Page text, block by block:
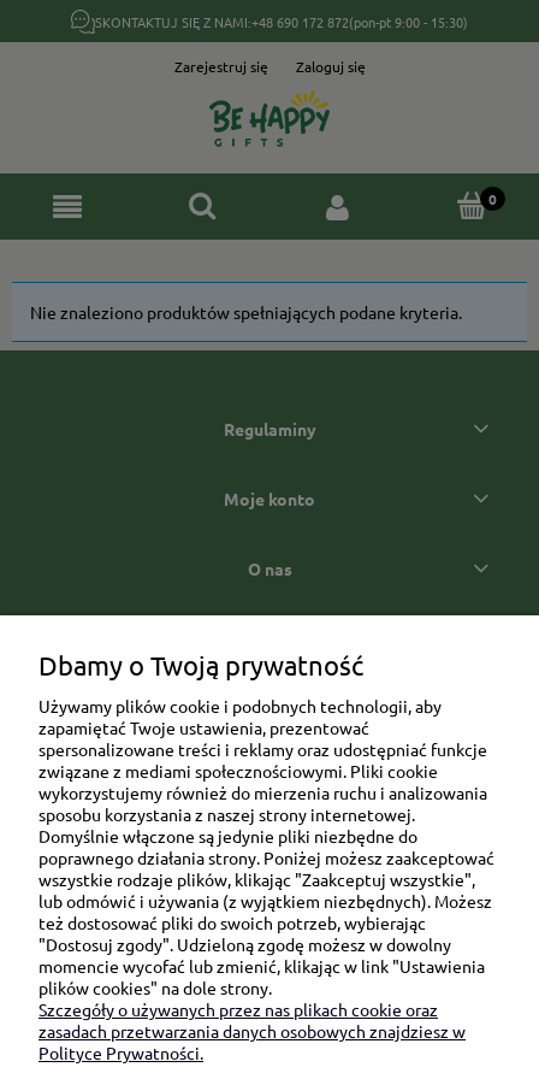
SKONTAKTUJ SIĘ Z NAMI:+48 690 172 872(pon-pt 9:00 - 15:30)
Zarejestruj się Zaloguj się
Nie znaleziono produktów spełniających podane kryteria.
Regulaminy
Moje konto
O nas
Ul. Brukowa 6/8 lok. 57/58
91-341 Łódź
NIP: 6751510615
SKONTAKTUJ SIĘ Z NAMI:
sklep@be-happygifts.com
+48 690 172 872
(pon-pt 9:00 - 15:30)
Dbamy o Twoją prywatność
Używamy plików cookie i podobnych technologii, aby
zapamiętać Twoje ustawienia, prezentować
spersonalizowane treści i reklamy oraz udostępniać funkcje
związane z mediami społecznościowymi. Pliki cookie
wykorzystujemy również do mierzenia ruchu i analizowania
sposobu korzystania z naszej strony internetowej.
Domyślnie włączone są jedynie pliki niezbędne do
poprawnego działania strony. Poniżej możesz zaakceptować
wszystkie rodzaje plików, klikając "Zaakceptuj wszystkie",
lub odmówić i używania (z wyjątkiem niezbędnych). Możesz
też dostosować pliki do swoich potrzeb, wybierając
"Dostosuj zgody". Udzieloną zgodę możesz w dowolny
momencie wycofać lub zmienić, klikając w link "Ustawienia
plików cookies" na dole strony.
Szczegóły o używanych przez nas plikach cookie oraz
zasadach przetwarzania danych osobowych znajdziesz w
Polityce Prywatności.